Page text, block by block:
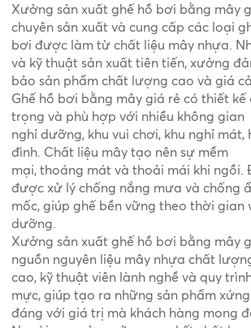
Xưởng sản xuất ghế hồ bơi bằng mây
chuyên sản xuất và cung cấp các loại
bơi được làm từ chất liệu mây nhựa.
và kỹ thuật sản xuất tiên tiến, xưởng
bảo sản phẩm chất lượng cao và giá
Ghế hồ bơi bằng mây giá rẻ có thiết kế
trọng và phù hợp với nhiều không gian
nghỉ dưỡng, khu vui chơi, khu nghỉ mát,
đình. Chất liệu mây tạo nên sự mềm
mại, thoáng mát và thoải mái khi ngồi.
được xử lý chống nắng mưa và chống
mốc, giúp ghế bền vững theo thời gian
dưỡng.
Xưởng sản xuất ghế hồ bơi bằng mây
nguồn nguyên liệu mây nhựa chất
cao, kỹ thuật viên lành nghề và quy
mực, giúp tạo ra những sản phẩm xứng
đáng với giá trị mà khách hàng mong